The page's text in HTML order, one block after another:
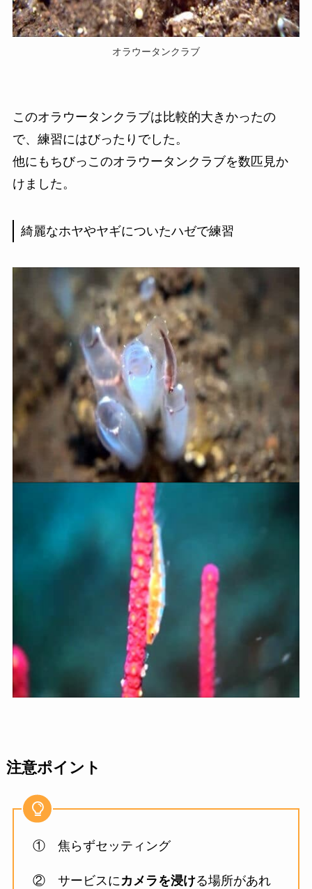
オラウータンクラブ
このオラウータンクラブは比較的大きかったの
で、練習にはびったりでした。
他にもちびっこのオラウータンクラブを数匹見か
けました。
綺麗なホヤやヤギについたハゼで練習
注意ポイント
① 焦らずセッティング
② サービスに カメラを浸ける場所があれ